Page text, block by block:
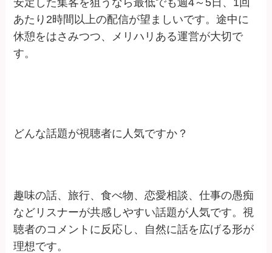
安定した集客を狙うなら最低でも週4～5日、1回
あたり2時間以上の配信が望ましいです。途中に
休憩をはさみつつ、メリハリある運営が大切で
す。
どんな話題が視聴者に人気ですか？
趣味の話、旅行、食べ物、恋愛相談、仕事の愚痴
などリスナーが共感しやすい話題が人気です。視
聴者のコメントに反応し、自然に話を広げる形が
理想です。